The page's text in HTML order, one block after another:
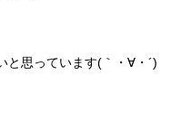
と思っています(｀・∀・´)